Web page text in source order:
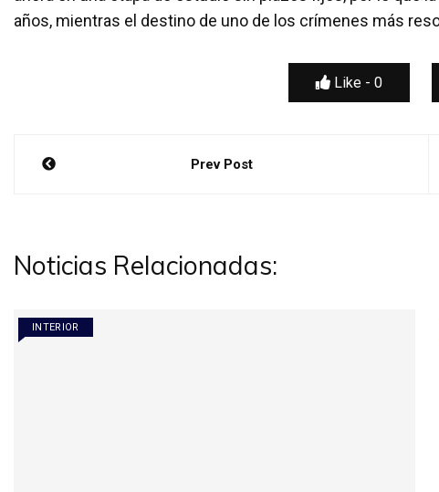
años, mientras el destino de uno de los crímenes más
Like - 0
Navegación
Prev Post
Noticias Relacionadas:
INTERIOR